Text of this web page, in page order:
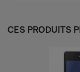
CES PRODUITS